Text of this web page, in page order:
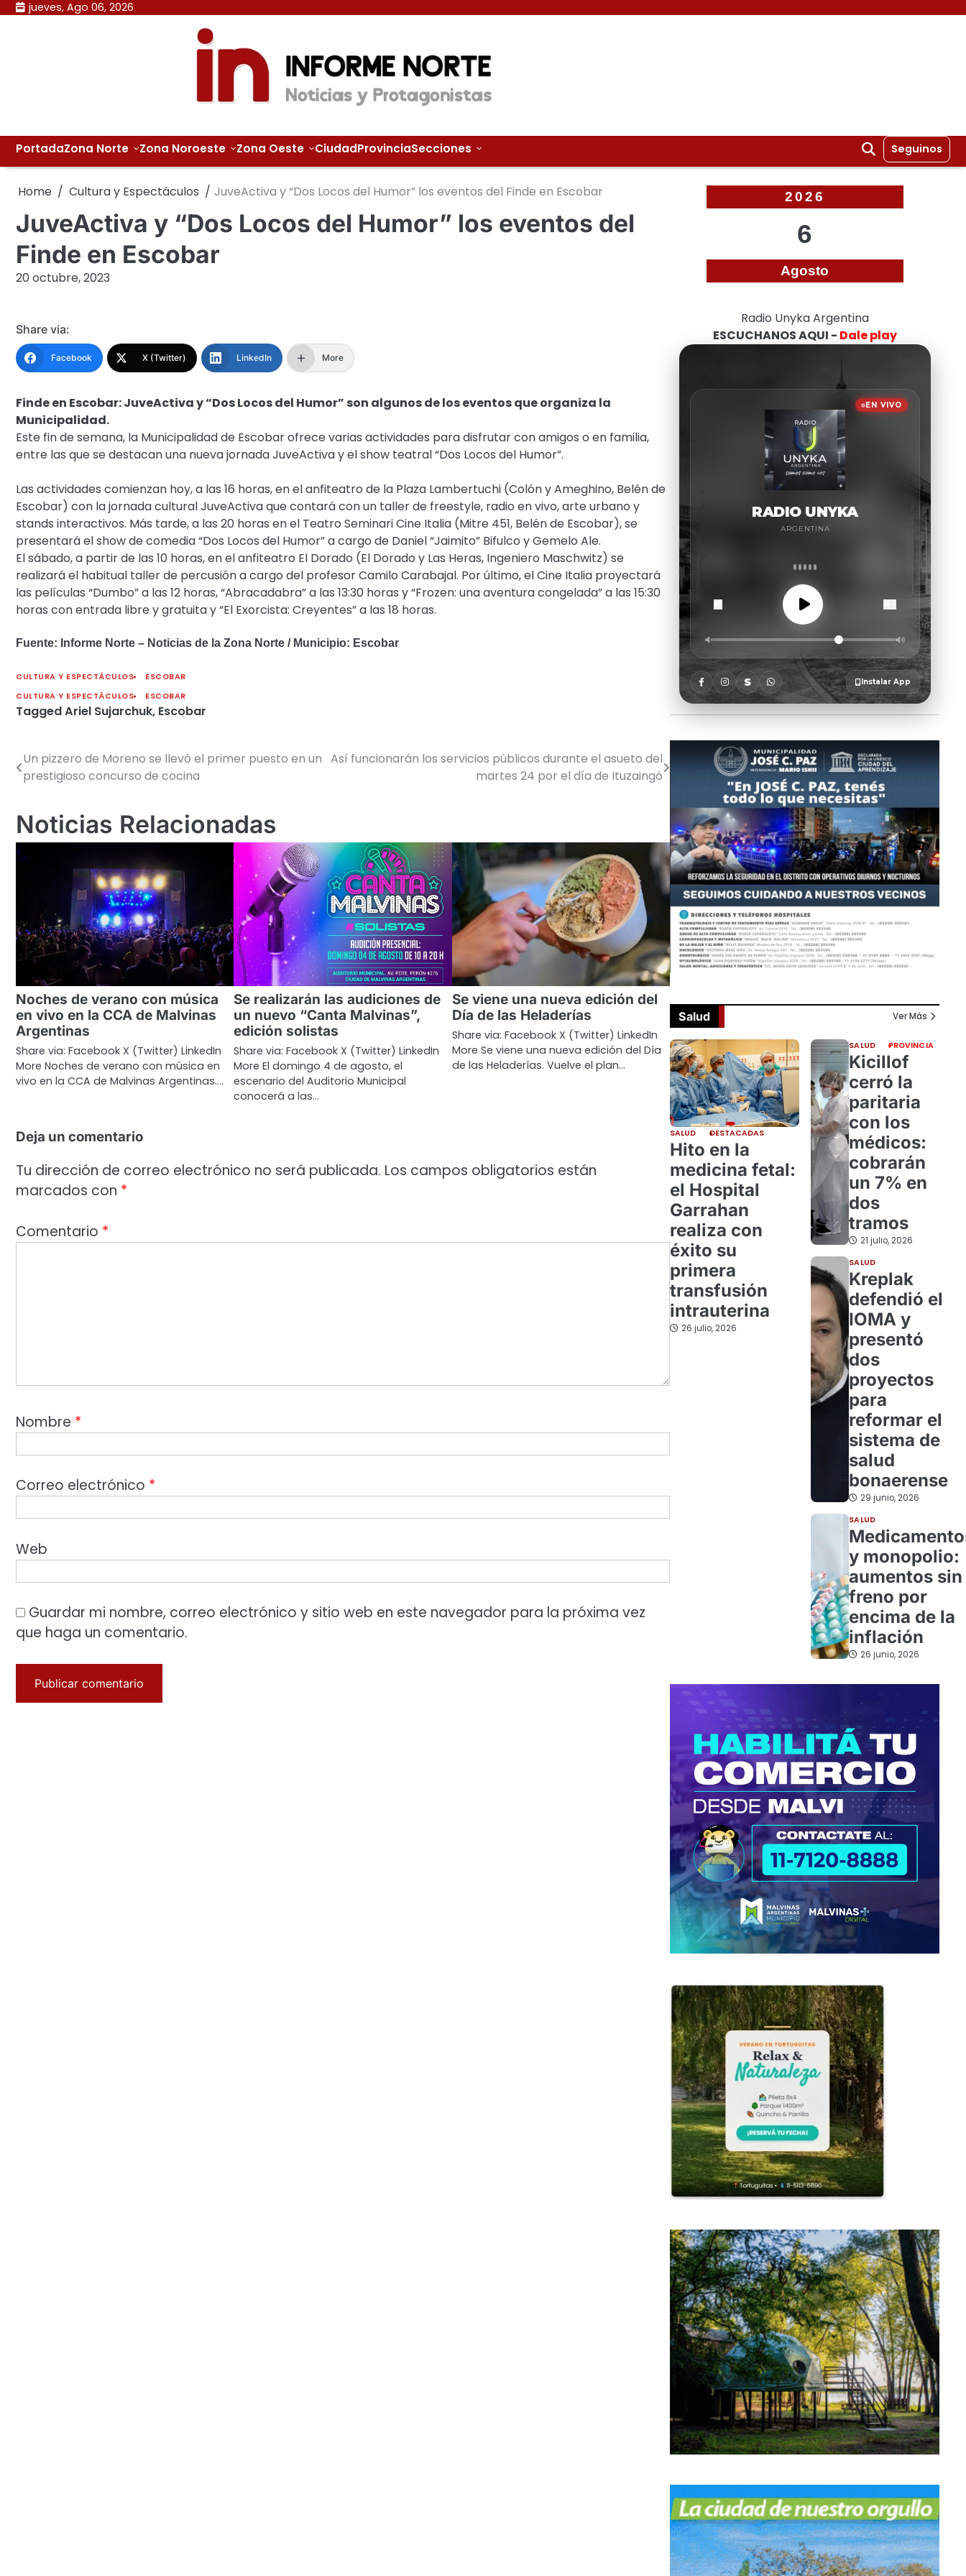
Skip jueves, Ago 06, 2026
PortadaZona Norte Zona Noroeste Zona Oeste CiudadProvinciaSecciones Seguinos
Home Cultura y Espectáculos JuveActiva y “Dos Locos del Humor” los eventos del Finde en Escobar
JuveActiva y “Dos Locos del Humor” los eventos del
Finde en Escobar
20 octubre, 2023
Share via:
Facebook X (Twitter) LinkedIn More
Finde en Escobar: JuveActiva y “Dos Locos del Humor” son algunos de los eventos que organiza la
Municipalidad.
Este fin de semana, la Municipalidad de Escobar ofrece varias actividades para disfrutar con amigos o en familia,
entre las que se destacan una nueva jornada JuveActiva y el show teatral “Dos Locos del Humor”.
Las actividades comienzan hoy, a las 16 horas, en el anfiteatro de la Plaza Lambertuchi (Colón y Ameghino, Belén de
Escobar) con la jornada cultural JuveActiva que contará con un taller de freestyle, radio en vivo, arte urbano y
stands interactivos. Más tarde, a las 20 horas en el Teatro Seminari Cine Italia (Mitre 451, Belén de Escobar), se
presentará el show de comedia “Dos Locos del Humor” a cargo de Daniel “Jaimito” Bifulco y Gemelo Ale.
El sábado, a partir de las 10 horas, en el anfiteatro El Dorado (El Dorado y Las Heras, Ingeniero Maschwitz) se
realizará el habitual taller de percusión a cargo del profesor Camilo Carabajal. Por último, el Cine Italia proyectará
las películas “Dumbo” a las 12 horas, “Abracadabra” a las 13:30 horas y “Frozen: una aventura congelada” a las 15:30
horas con entrada libre y gratuita y “El Exorcista: Creyentes” a las 18 horas.
Fuente: Informe Norte – Noticias de la Zona Norte / Municipio: Escobar
CULTURA Y ESPECTÁCULOS
ESCOBAR
CULTURA Y ESPECTÁCULOS
ESCOBAR
TaggedAriel Sujarchuk, Escobar
Navegación
de
entradas
Un pizzero de Moreno se llevó el primer puesto en un
prestigioso concurso de cocina
Así funcionarán los servicios públicos durante el asueto del
martes 24 por el día de Ituzaingó
Noticias Relacionadas
Noches de verano con música
en vivo en la CCA de Malvinas
Argentinas
Share via: Facebook X (Twitter) LinkedIn
More Noches de verano con música en
vivo en la CCA de Malvinas Argentinas.…
Se realizarán las audiciones de
un nuevo “Canta Malvinas”,
edición solistas
Share via: Facebook X (Twitter) LinkedIn
More El domingo 4 de agosto, el
escenario del Auditorio Municipal
conocerá a las…
Se viene una nueva edición del
Día de las Heladerías
Share via: Facebook X (Twitter) LinkedIn
More Se viene una nueva edición del Día
de las Heladerías. Vuelve el plan…
Deja un comentario
Tu dirección de correo electrónico no será publicada. Los campos obligatorios están
marcados con *
Comentario *
Nombre *
Correo electrónico *
Web
Guardar mi nombre, correo electrónico y sitio web en este navegador para la próxima vez
que haga un comentario.
2026
6
Agosto
Radio Unyka Argentina
ESCUCHANOS AQUI - Dale play
Salud Ver Más
SALUD DESTACADAS
Hito en la
medicina fetal:
el Hospital
Garrahan
realiza con
éxito su
primera
transfusión
intrauterina
26 julio, 2026
SALUD PROVINCIA
Kicillof
cerró la
paritaria
con los
médicos:
cobrarán
un 7% en
dos
tramos
21 julio, 2026
SALUD
Kreplak
defendió el
IOMA y
presentó
dos
proyectos
para
reformar el
sistema de
salud
bonaerense
29 junio, 2026
SALUD
y monopolio:
aumentos sin
freno por
encima de la
inflación
26 junio, 2026